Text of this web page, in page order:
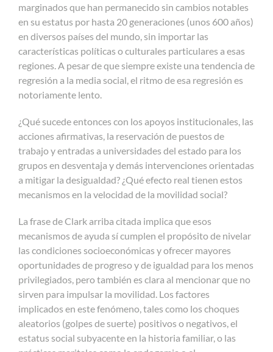
marginados que han permanecido sin cambios notables
en su estatus por hasta 20 generaciones (unos 600 años)
en diversos países del mundo, sin importar las
características políticas o culturales particulares a esas
regiones. A pesar de que siempre existe una tendencia de
regresión a la media social, el ritmo de esa regresión es
notoriamente lento.
¿Qué sucede entonces con los apoyos institucionales, las
acciones afirmativas, la reservación de puestos de
trabajo y entradas a universidades del estado para los
grupos en desventaja y demás intervenciones orientadas
a mitigar la desigualdad? ¿Qué efecto real tienen estos
mecanismos en la velocidad de la movilidad social?
La frase de Clark arriba citada implica que esos
mecanismos de ayuda sí cumplen el propósito de nivelar
las condiciones socioeconómicas y ofrecer mayores
oportunidades de progreso y de igualdad para los menos
privilegiados, pero también es clara al mencionar que no
sirven para impulsar la movilidad. Los factores
implicados en este fenómeno, tales como los choques
aleatorios (golpes de suerte) positivos o negativos, el
estatus social subyacente en la historia familiar, o las